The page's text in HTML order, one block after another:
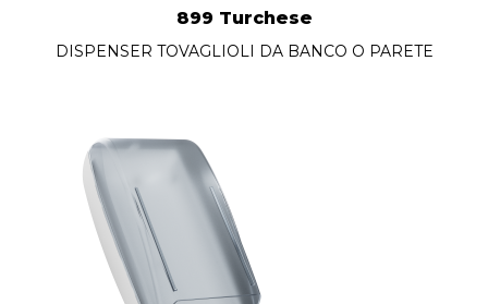
899 Turchese
DISPENSER TOVAGLIOLI DA BANCO O PARETE